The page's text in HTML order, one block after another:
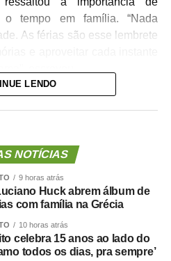
o tempo em família. “Nada
As férias são esse lembrete
Grazi Massafera.
LENDO
NOTÍCIAS
9 horas atrás
Huck abrem álbum de
com família na Grécia
10 horas atrás
celebra 15 anos ao lado do
todos os dias, pra sempre’